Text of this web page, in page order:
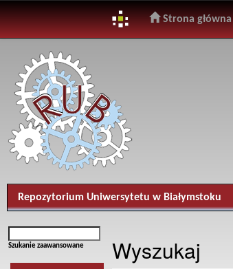
navigation
Strona główna
Repozytorium Uniwersytetu w Białymstoku
Szukanie zaawansowane Wyszukaj